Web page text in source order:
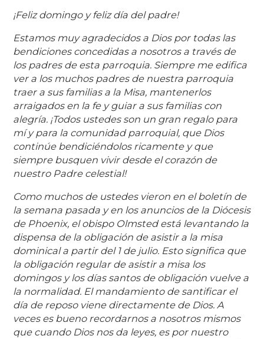
¡Feliz domingo y feliz día del padre!
Estamos muy agradecidos a Dios por todas las
bendiciones concedidas a nosotros a través de
los padres de esta parroquia. Siempre me edifica
ver a los muchos padres de nuestra parroquia
traer a sus familias a la Misa, mantenerlos
arraigados en la fe y guiar a sus familias con
alegría. ¡Todos ustedes son un gran regalo para
mí y para la comunidad parroquial, que Dios
continúe bendiciéndolos ricamente y que
siempre busquen vivir desde el corazón de
nuestro Padre celestial!
Como muchos de ustedes vieron en el boletín de
la semana pasada y en los anuncios de la Diócesis
de Phoenix, el obispo Olmsted está levantando la
dispensa de la obligación de asistir a la misa
dominical a partir del 1 de julio. Esto significa que
la obligación regular de asistir a misa los
domingos y los días santos de obligación vuelve a
la normalidad. El mandamiento de santificar el
día de reposo viene directamente de Dios. A
veces es bueno recordarnos a nosotros mismos
que cuando Dios nos da leyes, es por nuestro